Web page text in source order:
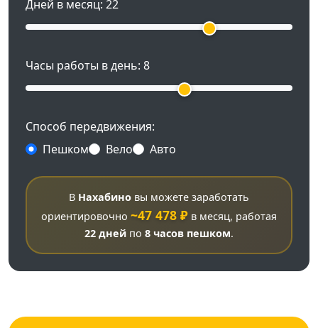
Дней в месяц: 22
Часы работы в день: 8
Способ передвижения:
Пешком
Вело Авто
В Нахабино вы можете заработать
ориентировочно ~47 478 ₽ в месяц, работая
22 дней по 8 часов пешком.